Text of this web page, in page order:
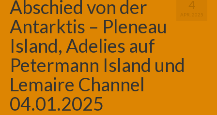
4
APR. 2025
Abschied von der
Antarktis – Pleneau
Island, Adelies auf
Petermann Island und
Lemaire Channel
04.01.2025